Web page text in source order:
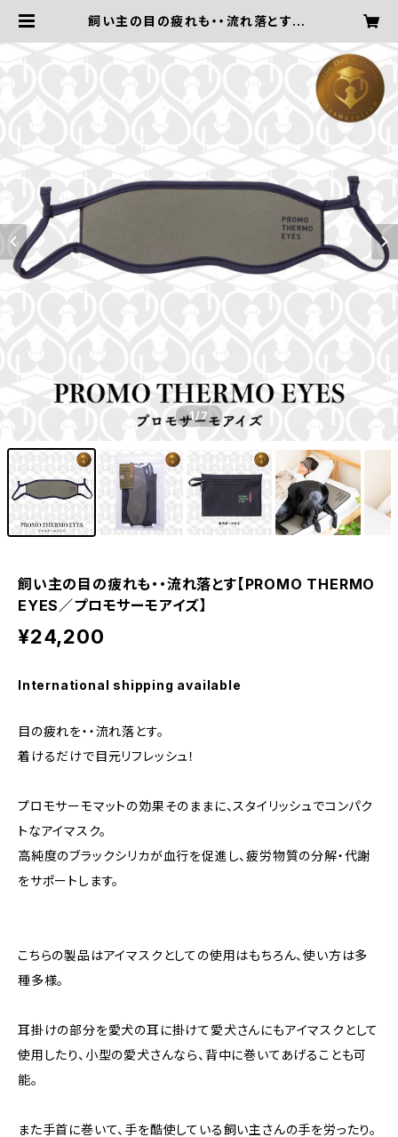
飼い主の目の疲れも・・流れ落とす【P
1/7
飼い主の目の疲れも・・流れ落とす【PROMO THERMO
EYES／プロモサーモアイズ】
¥24,200
International shipping available
目の疲れを・・流れ落とす。
着けるだけで目元リフレッシュ！
プロモサーモマットの効果そのままに、スタイリッシュでコンパク
トなアイマスク。
高純度のブラックシリカが血行を促進し、疲労物質の分解・代謝
をサポートします。
こちらの製品はアイマスクとしての使用はもちろん、使い方は多
種多様。
耳掛けの部分を愛犬の耳に掛けて愛犬さんにもアイマスクとして
使用したり、小型の愛犬さんなら、背中に巻いてあげることも可
能。
また手首に巻いて、手を酷使している飼い主さんの手を労ったり。